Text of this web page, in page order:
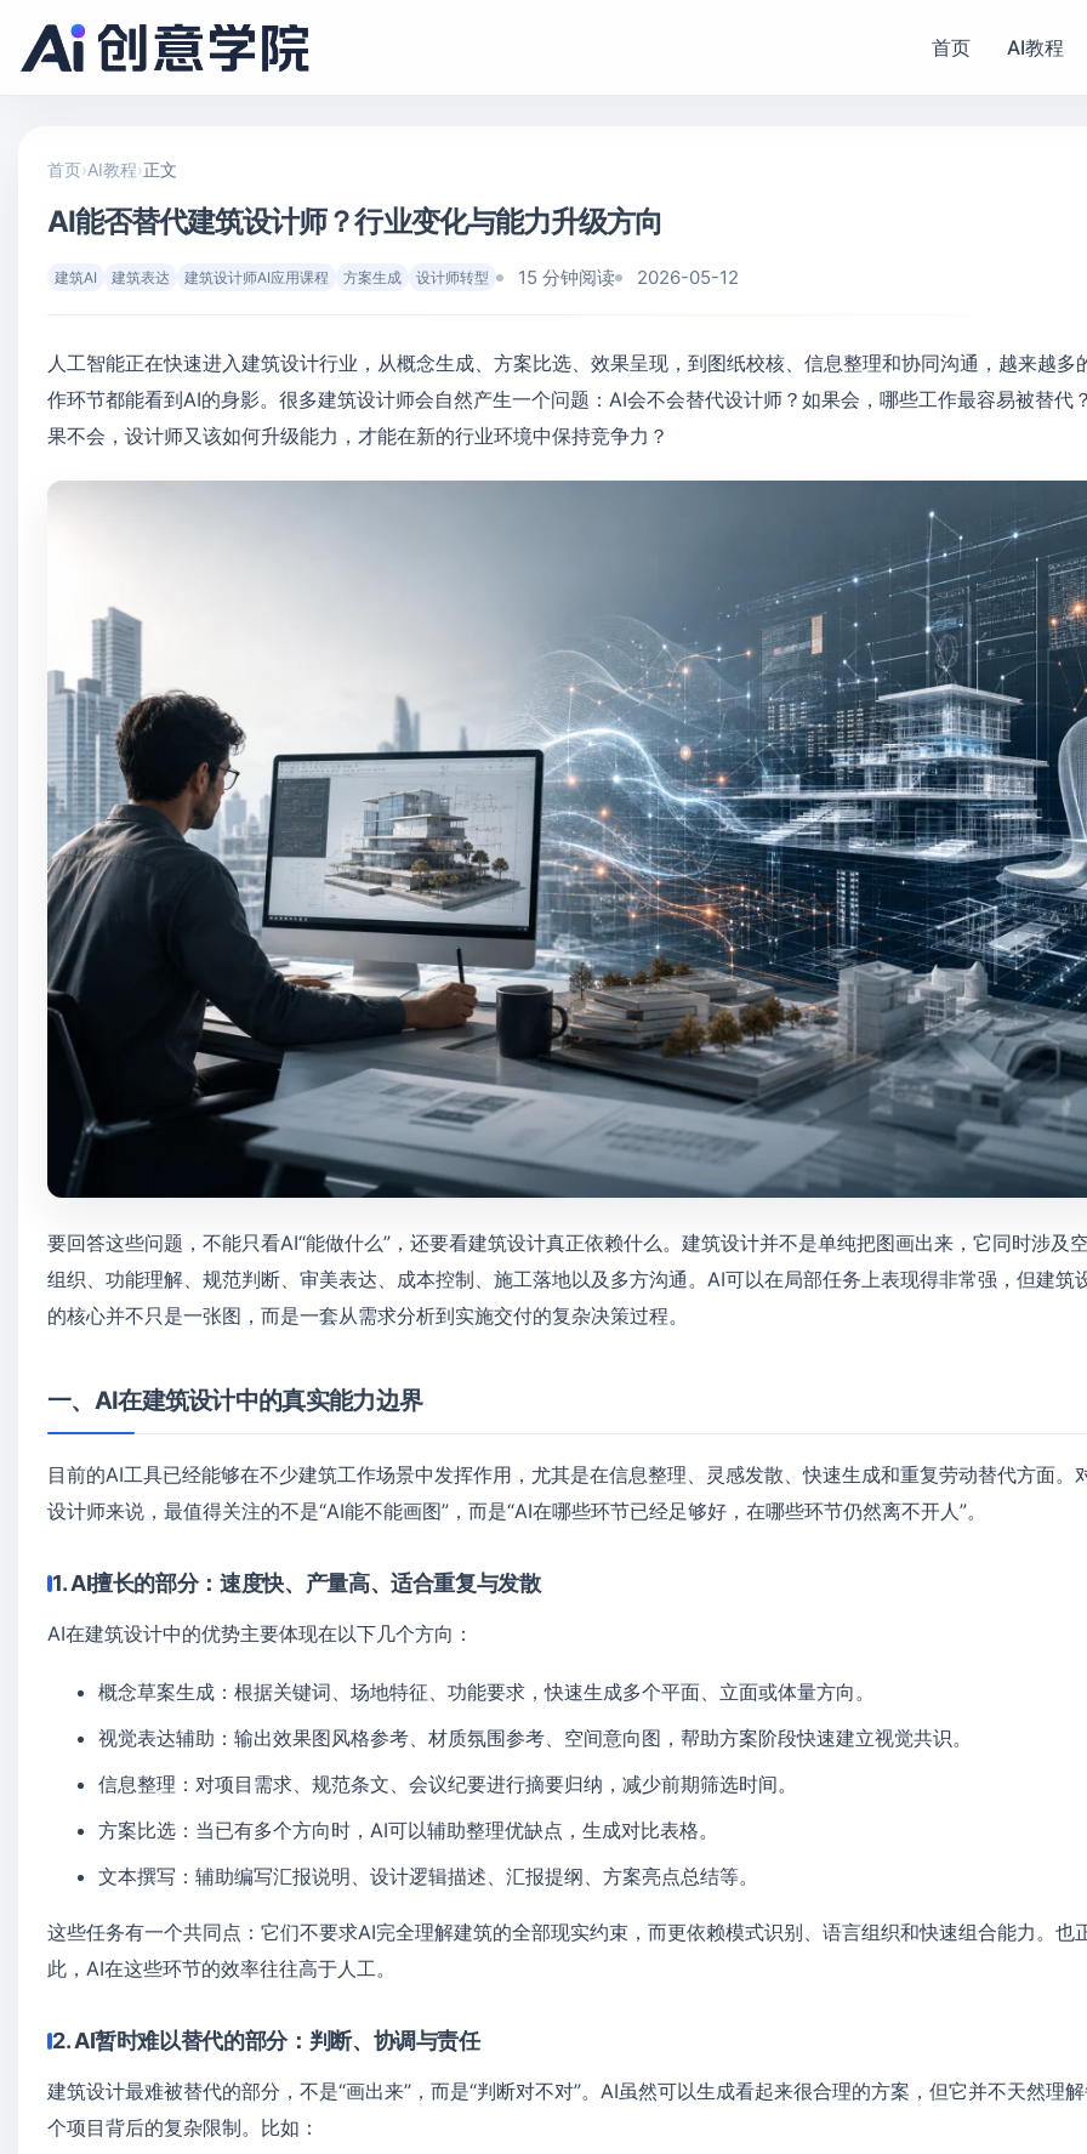
首页 AI教程
首页›AI教程›正文
AI能否替代建筑设计师？行业变化与能力升级方向
建筑AI 建筑表达 建筑设计师AI应用课程 方案生成 设计师转型 15 分钟阅读 2026-05-12
人工智能正在快速进入建筑设计行业，从概念生成、方案比选、效果呈现，到图纸校核、信息整理和协同沟通，越来越多
作环节都能看到AI的身影。很多建筑设计师会自然产生一个问题：AI会不会替代设计师？如果会，哪些工作最容易被替代
果不会，设计师又该如何升级能力，才能在新的行业环境中保持竞争力？
要回答这些问题，不能只看AI“能做什么”，还要看建筑设计真正依赖什么。建筑设计并不是单纯把图画出来，它同时涉及
组织、功能理解、规范判断、审美表达、成本控制、施工落地以及多方沟通。AI可以在局部任务上表现得非常强，但建筑
的核心并不只是一张图，而是一套从需求分析到实施交付的复杂决策过程。
一、AI在建筑设计中的真实能力边界
目前的AI工具已经能够在不少建筑工作场景中发挥作用，尤其是在信息整理、灵感发散、快速生成和重复劳动替代方面。
设计师来说，最值得关注的不是“AI能不能画图”，而是“AI在哪些环节已经足够好，在哪些环节仍然离不开人”。
1. AI擅长的部分：速度快、产量高、适合重复与发散
AI在建筑设计中的优势主要体现在以下几个方向：
概念草案生成：根据关键词、场地特征、功能要求，快速生成多个平面、立面或体量方向。
视觉表达辅助：输出效果图风格参考、材质氛围参考、空间意向图，帮助方案阶段快速建立视觉共识。
信息整理：对项目需求、规范条文、会议纪要进行摘要归纳，减少前期筛选时间。
方案比选：当已有多个方向时，AI可以辅助整理优缺点，生成对比表格。
文本撰写：辅助编写汇报说明、设计逻辑描述、汇报提纲、方案亮点总结等。
这些任务有一个共同点：它们不要求AI完全理解建筑的全部现实约束，而更依赖模式识别、语言组织和快速组合能力。也
此，AI在这些环节的效率往往高于人工。
2. AI暂时难以替代的部分：判断、协调与责任
建筑设计最难被替代的部分，不是“画出来”，而是“判断对不对”。AI虽然可以生成看起来很合理的方案，但它并不天然理
个项目背后的复杂限制。比如：